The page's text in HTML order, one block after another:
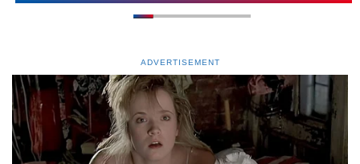
ADVERTISEMENT